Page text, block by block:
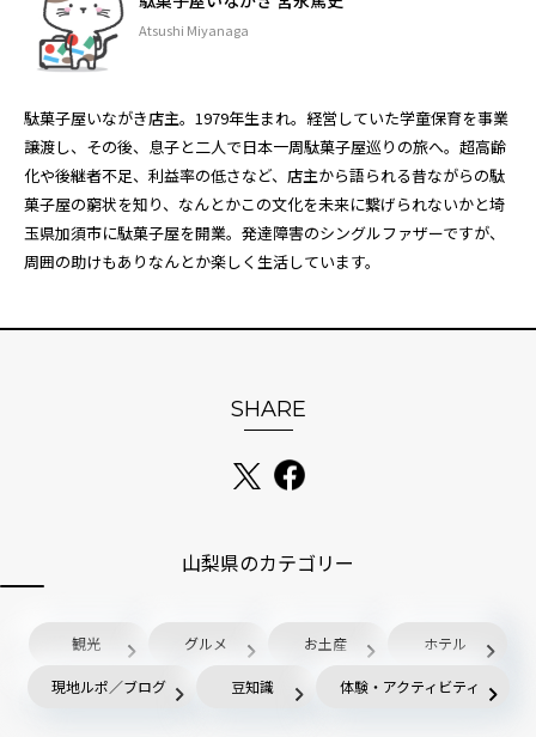
Atsushi Miyanaga
駄菓子屋いながき店主。1979年生まれ。経営していた学童保育を事業
譲渡し、その後、息子と二人で日本一周駄菓子屋巡りの旅へ。超高齢
化や後継者不足、利益率の低さなど、店主から語られる昔ながらの駄
菓子屋の窮状を知り、なんとかこの文化を未来に繋げられないかと埼
玉県加須市に駄菓子屋を開業。発達障害のシングルファザーですが、
周囲の助けもありなんとか楽しく生活しています。
SHARE
山梨県のカテゴリー
観光 グルメ お土産 ホテル
現地ルポ／ブログ 豆知識 体験・アクティビティ